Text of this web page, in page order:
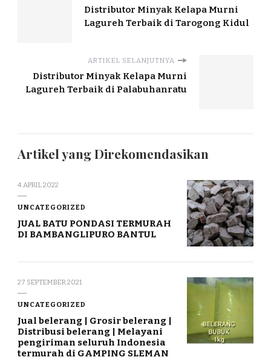
Distributor Minyak Kelapa Murni
Lagureh Terbaik di Tarogong Kidul
ARTIKEL SELANJUTNYA
Distributor Minyak Kelapa Murni
Lagureh Terbaik di Palabuhanratu
Artikel yang Direkomendasikan
4 APRIL 2022
UNCATEGORIZED
JUAL BATU PONDASI TERMURAH
DI BAMBANGLIPURO BANTUL
27 SEPTEMBER 2021
UNCATEGORIZED
Jual belerang | Grosir belerang |
Distribusi belerang | Melayani
pengiriman seluruh Indonesia
termurah di GAMPING SLEMAN